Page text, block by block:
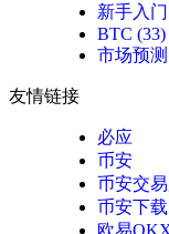
新手入门
BTC (33)
市场预测
友情链接
必应
币安
币安交
币安下载
欧易